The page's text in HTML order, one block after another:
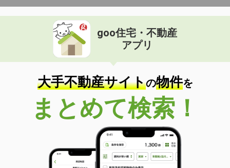
goo住宅・不動産
アプリ
大手不動産サイトの物件を
まとめて検索！